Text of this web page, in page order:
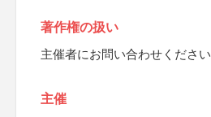
著作権の扱い
主催者にお問い合わせください
主催